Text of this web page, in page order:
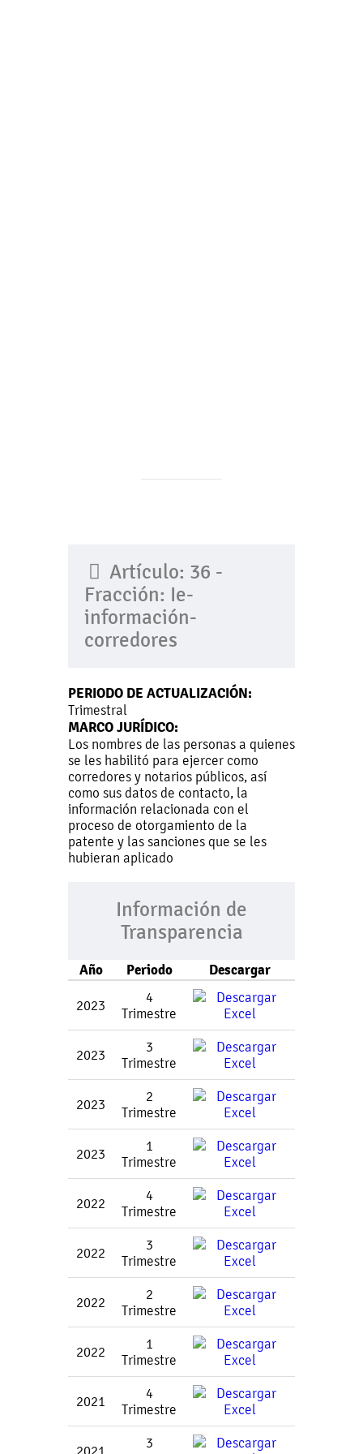
Artículo: 36 -
Fracción: Ie-
información-
corredores
PERIODO DE ACTUALIZACIÓN:
Trimestral
MARCO JURÍDICO:
Los nombres de las personas a quienes
se les habilitó para ejercer como
corredores y notarios públicos, así
como sus datos de contacto, la
información relacionada con el
proceso de otorgamiento de la
patente y las sanciones que se les
hubieran aplicado
Información de
Transparencia
Año Periodo Descargar
2023
4
Trimestre
2023
3
Trimestre
2023
2
Trimestre
2023
1
Trimestre
2022
4
Trimestre
2022
3
Trimestre
2022
2
Trimestre
2022
1
Trimestre
2021
4
Trimestre
2021
3